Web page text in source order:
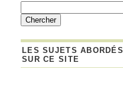
LES SUJETS ABORDÉS
SUR CE SITE